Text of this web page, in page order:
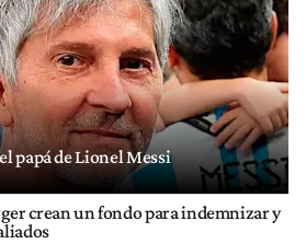
papá de Lionel Messi
crean un fondo para indemnizar y